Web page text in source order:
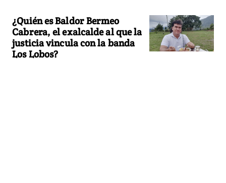
¿Quién es Baldor Bermeo
Cabrera, el exalcalde al que la
justicia vincula con la banda
Los Lobos?